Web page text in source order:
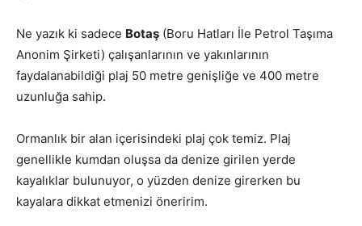
Ne yazık ki sadece Botaş (Boru Hatları İle Petrol Taşıma
Anonim Şirketi) çalışanlarının ve yakınlarının
faydalanabildiği plaj 50 metre genişliğe ve 400 metre
uzunluğa sahip.
Ormanlık bir alan içerisindeki plaj çok temiz. Plaj
genellikle kumdan oluşsa da denize girilen yerde
kayalıklar bulunuyor, o yüzden denize girerken bu
kayalara dikkat etmenizi öneririm.